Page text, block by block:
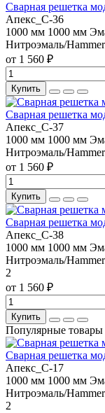
Сварная решетка
Апекс_С-36
1000 мм 1000 мм
Нитроэмаль/
от 1 560 ₽
Купить
Сварная решетка
Апекс_С-37
1000 мм 1000 мм
Нитроэмаль/
от 1 560 ₽
Купить
Сварная решетка
Апекс_С-38
1000 мм 1000 мм
Нитроэмаль/
2
от 1 560 ₽
Купить
Популярные товары
Сварная решетка
Апекс_С-17
1000 мм 1000 мм
Нитроэмаль/
2